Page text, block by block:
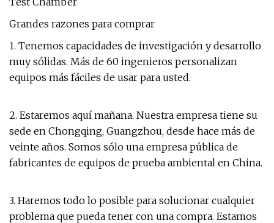
Grandes razones para comprar
1. Tenemos capacidades de investigación y desarrollo
muy sólidas. Más de 60 ingenieros personalizan
equipos más fáciles de usar para usted.
2. Estaremos aquí mañana. Nuestra empresa tiene su
sede en Chongqing, Guangzhou, desde hace más de
veinte años. Somos sólo una empresa pública de
fabricantes de equipos de prueba ambiental en China.
3. Haremos todo lo posible para solucionar cualquier
problema que pueda tener con una compra. Estamos